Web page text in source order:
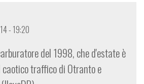
- 19:20
del 1998, che d'estate è
traffico di Otranto e